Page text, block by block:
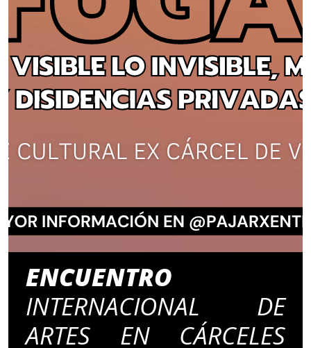
ENCUENTRO
INTERNACIONAL DE
ARTES EN CÁRCELES